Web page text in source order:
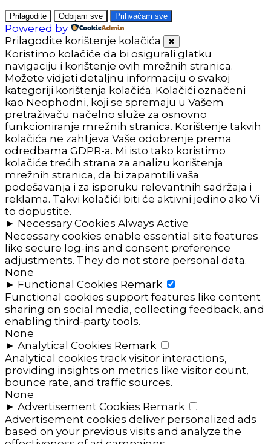
Prilagodite Odbijam sve Prihvaćam sve
Powered by
Prilagodite korištenje kolačića
✖
Koristimo kolačiće da bi osigurali glatku
navigaciju i korištenje ovih mrežnih stranica.
Možete vidjeti detaljnu informaciju o svakoj
kategoriji korištenja kolačića. Kolačići označeni
kao Neophodni, koji se spremaju u Vašem
pretraživaču načelno služe za osnovno
funkcioniranje mrežnih stranica. Korištenje takvih
kolačića ne zahtjeva Vaše odobrenje prema
odredbama GDPR-a. Mi isto tako koristimo
kolačiće trećih strana za analizu korištenja
mrežnih stranica, da bi zapamtili vaša
podešavanja i za isporuku relevantnih sadržaja i
reklama. Takvi kolačići biti će aktivni jedino ako Vi
to dopustite.
► Necessary Cookies Always Active
Necessary cookies enable essential site features
like secure log-ins and consent preference
adjustments. They do not store personal data.
None
► Functional Cookies Remark
Functional cookies support features like content
sharing on social media, collecting feedback, and
enabling third-party tools.
None
► Analytical Cookies Remark
Analytical cookies track visitor interactions,
providing insights on metrics like visitor count,
bounce rate, and traffic sources.
None
► Advertisement Cookies Remark
Advertisement cookies deliver personalized ads
based on your previous visits and analyze the